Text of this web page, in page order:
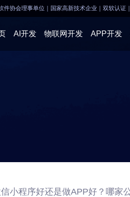
件协会理事单位 国家高新技术企业｜双软认证
AI开发 物联网开发 APP开发
小程序好还是做APP好？哪家